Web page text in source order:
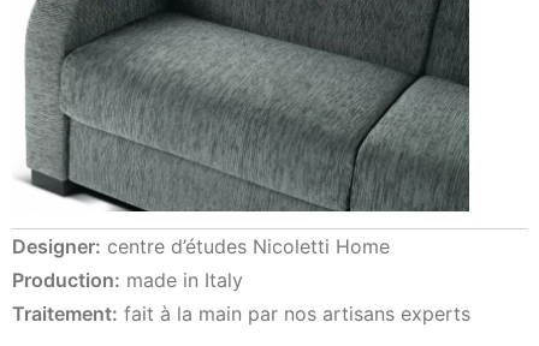
Designer: centre d’études Nicoletti Home
Production: made in Italy
Traitement: fait à la main par nos artisans experts